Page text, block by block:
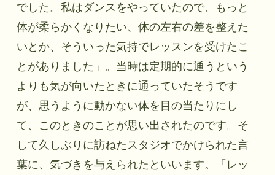
でした。私はダンスをやっていたので、もっと
体が柔らかくなりたい、体の左右の差を整えた
いとか、そういった気持でレッスンを受けたこ
とがありました」。当時は定期的に通うという
よりも気が向いたときに通っていたそうです
が、思うように動かない体を目の当たりにし
て、このときのことが思い出されたのです。そ
して久しぶりに訪ねたスタジオでかけられた言
葉に、気づきを与えられたといいます。「レッ